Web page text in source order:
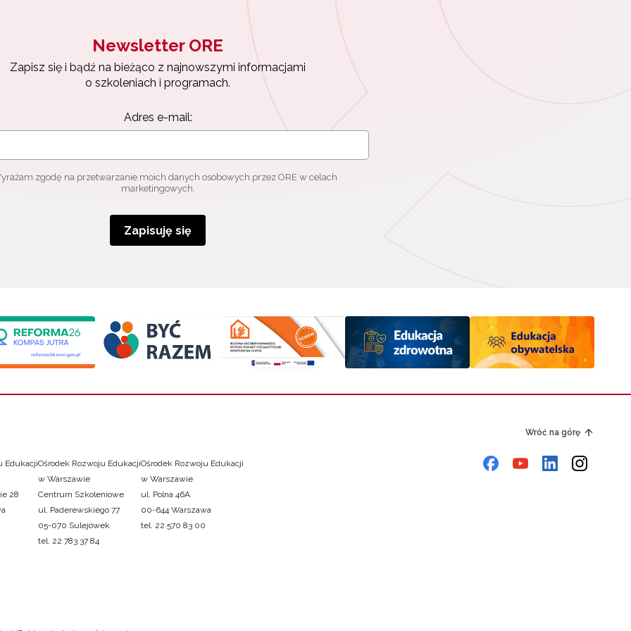
Newsletter ORE
Zapisz się i bądź na bieżąco z najnowszymi informacjami
o szkoleniach i programach.
Adres e-mail:
zgodę na przetwarzanie moich danych osobowych przez ORE w celach
marketingowych.
Zapisuję się
Wróć na górę
Edukacji
28
Ośrodek Rozwoju Edukacji
w Warszawie
Centrum Szkoleniowe
ul. Paderewskiego 77
05-070 Sulejówek
tel. 22 783 37 84
Ośrodek Rozwoju Edukacji
w Warszawie
ul. Polna 46A
00-644 Warszawa
tel. 22 570 83 00